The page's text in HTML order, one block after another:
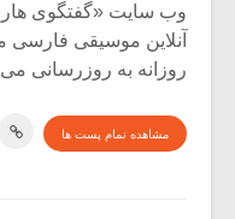
وب سایت «گفتگوی
آنلاین موسیقی
روزانه به روزرسانی
مشاهده تمام پست ها